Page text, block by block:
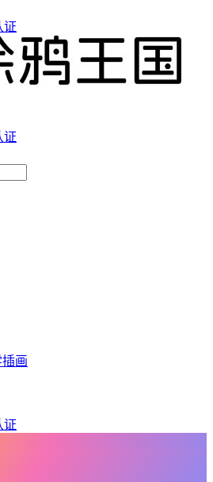
证
证
插画
证